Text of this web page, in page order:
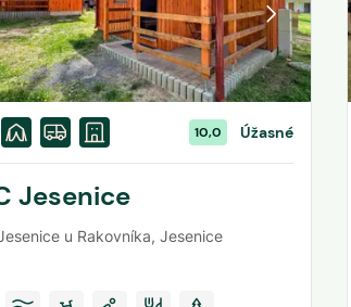
10,0 Úžasné
Jesenice
u Rakovníka, Jesenice